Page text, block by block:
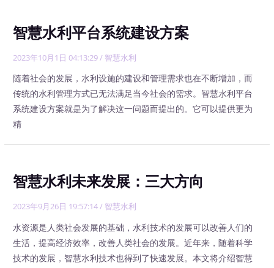
智慧水利平台系统建设方案
2023年10月1日 04:13:29/ 智慧水利
随着社会的发展，水利设施的建设和管理需求也在不断增加，而
传统的水利管理方式已无法满足当今社会的需求。智慧水利平台
系统建设方案就是为了解决这一问题而提出的。它可以提供更为
精
智慧水利未来发展：三大方向
2023年9月26日 19:57:14/ 智慧水利
水资源是人类社会发展的基础，水利技术的发展可以改善人们的
生活，提高经济效率，改善人类社会的发展。近年来，随着科学
技术的发展，智慧水利技术也得到了快速发展。本文将介绍智慧